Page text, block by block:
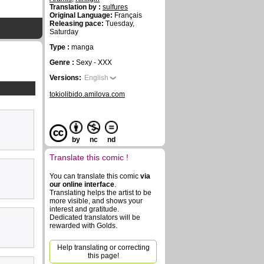
Translation by : sulfures
Original Language: Français
Releasing pace: Tuesday,
Saturday
Type : manga
Genre : Sexy - XXX
Versions: English
tokiolibido.amilova.com
by nc nd
Translate this comic !
You can translate this comic via
our online interface.
Translating helps the artist to be
more visible, and shows your
interest and gratitude.
Dedicated translators will be
rewarded with Golds.
Help translating or correcting
this page!